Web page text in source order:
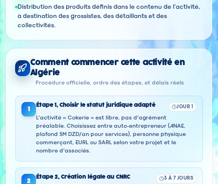
Distribution des produits définis dans le contenu de l’activité,
à destination des grossistes, des détaillants et des
collectivités.
Comment commencer cette activité en
Algérie
Procédure officielle, ordre des étapes, et délais réels
1
Étape 1, Choisir le statut juridique adapté JOUR 1
L'activité « Cokerie » est libre, pas d'agrément
préalable. Choisissez entre auto-entrepreneur (ANAE,
plafond 5M DZD/an pour services), personne physique
commerçant, EURL ou SARL selon votre projet et le
nombre d'associés.
2
Étape 2, Création légale au CNRC 3 À 7 JOURS